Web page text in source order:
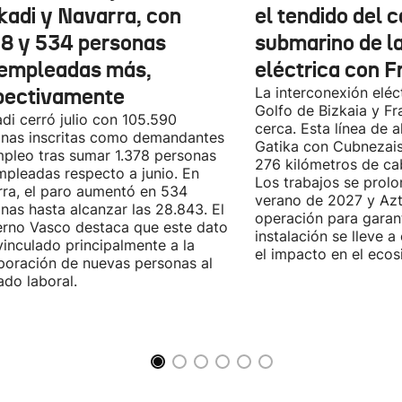
y Navarra, con
y 534 personas
más,
cerró julio con 105.590
inscritas como demandantes
tras sumar 1.378 personas
respecto a junio. En
el paro aumentó en 534
hasta alcanzar las 28.843. El
Vasco destaca que este dato
principalmente a la
de nuevas personas al
laboral.
el tendido del
submarino de
eléctrica con
La interconexión
Golfo de Bizkaia y
cerca. Esta línea de
Gatika con
276 kilómetros de
Los trabajos se
verano de 2027 y
operación para
instalación se lleve
el impacto en el